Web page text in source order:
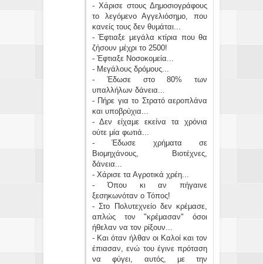
- Χάρισε στους Δημοσιογράφους
το λεγόμενο Αγγελιόσημο, που
κανείς τους δεν θυμάται...
- Έφτιαξε μεγάλα κτίρια που θα
ζήσουν μέχρι το 2500!
- Έφτιαξε Νοσοκομεία...
- Μεγάλους δρόμους...
- Έδωσε στο 80% των
υπαλλήλων δάνεια...
- Πήρε για το Στρατό αεροπλάνα
και υποβρύχια...
- Δεν είχαμε εκείνα τα χρόνια
ούτε μία φωτιά...
- Έδωσε χρήματα σε
Βιομηχάνους, Βιοτέχνες,
δάνεια...
- Χάρισε τα Αγροτικά χρέη...
- Όπου κι αν πήγαινε
ξεσηκωνόταν ο Τόπος!
- Στο Πολυτεχνείο δεν κρέμασε,
απλώς τον "κρέμασαν" όσοι
ήθελαν να τον ρίξουν...
- Και όταν ήλθαν οι Καλοί και τον
έπιασαν, ενώ του έγινε πρόταση
να φύγει, αυτός, με την